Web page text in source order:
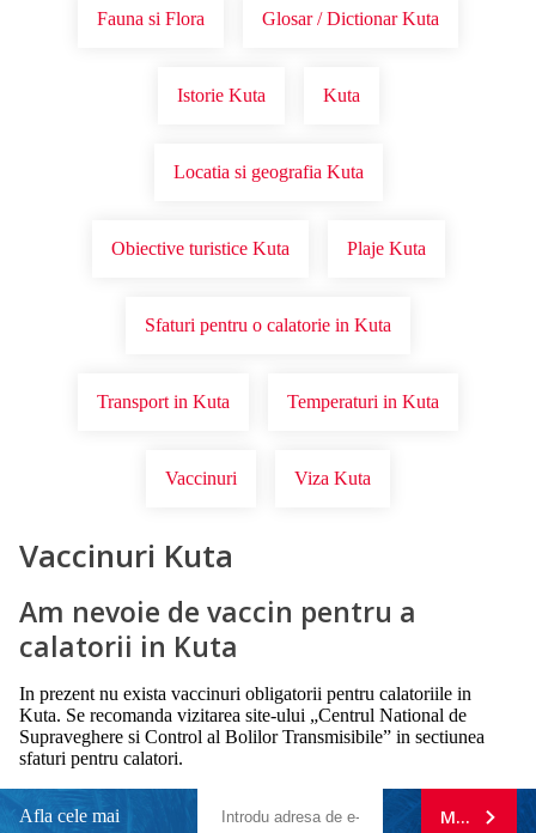
Fauna si Flora Glosar / Dictionar Kuta
Istorie Kuta Kuta
Locatia si geografia Kuta
Obiective turistice Kuta Plaje Kuta
Sfaturi pentru o calatorie in Kuta
Transport in Kuta Temperaturi in Kuta
Vaccinuri Viza Kuta
Vaccinuri Kuta
Am nevoie de vaccin pentru a
calatorii in Kuta
In prezent nu exista vaccinuri obligatorii pentru calatoriile in
Kuta. Se recomanda vizitarea site-ului „Centrul National de
Supraveghere si Control al Bolilor Transmisibile” in sectiunea
sfaturi pentru calatori.
Afla cele mai MA